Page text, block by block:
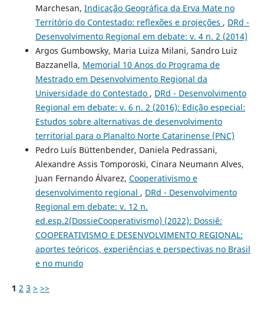
Marchesan, Indicação Geográfica da Erva Mate no
Território do Contestado: reflexões e projeções , DRd -
Desenvolvimento Regional em debate: v. 4 n. 2 (2014)
Argos Gumbowsky, Maria Luiza Milani, Sandro Luiz
Bazzanella, Memorial 10 Anos do Programa de
Mestrado em Desenvolvimento Regional da
Universidade do Contestado , DRd - Desenvolvimento
Regional em debate: v. 6 n. 2 (2016): Edição especial:
Estudos sobre alternativas de desenvolvimento
territorial para o Planalto Norte Catarinense (PNC)
Pedro Luís Büttenbender, Daniela Pedrassani,
Alexandre Assis Tomporoski, Cinara Neumann Alves,
Juan Fernando Álvarez, Cooperativismo e
desenvolvimento regional , DRd - Desenvolvimento
Regional em debate: v. 12 n.
ed.esp.2(DossieCooperativismo) (2022): Dossiê:
COOPERATIVISMO E DESENVOLVIMENTO REGIONAL:
aportes teóricos, experiências e perspectivas no Brasil
e no mundo
1 2 3 > >>